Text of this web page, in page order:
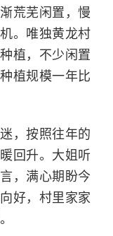
荒芜闲置，慢
。唯独黄龙村
植，不少闲置
植规模一年比
，按照往年的
回升。大姐听
，满心期盼今
好，村里家家